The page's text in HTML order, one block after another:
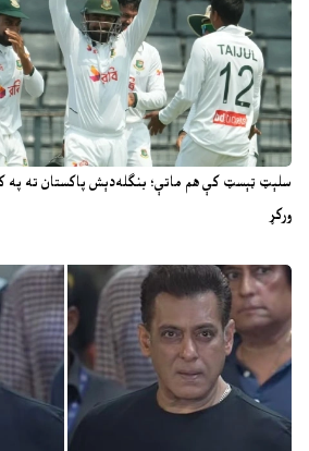
سلېټ ټېسټ کې هم ماتې؛ بنګله‌دېش پاکستان ته په
ورکړ